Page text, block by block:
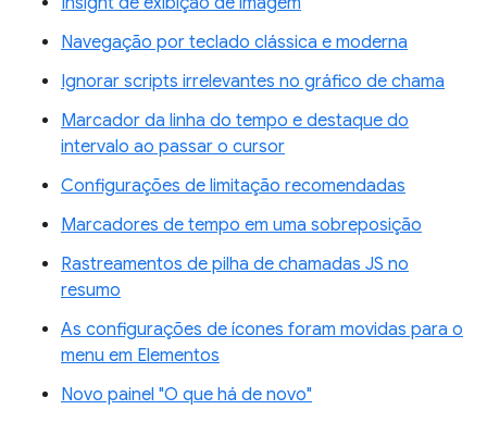
Navegação por teclado clássica e moderna
Ignorar scripts irrelevantes no gráfico de chama
Marcador da linha do tempo e destaque do
intervalo ao passar o cursor
Configurações de limitação recomendadas
Marcadores de tempo em uma sobreposição
Rastreamentos de pilha de chamadas JS no
resumo
As configurações de ícones foram movidas para o
menu em Elementos
Novo painel "O que há de novo"